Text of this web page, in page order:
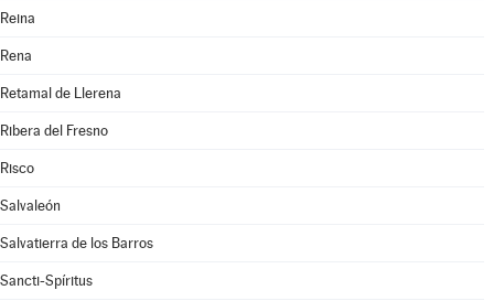
Reina
Rena
Retamal de Llerena
Ribera del Fresno
Risco
Salvaleón
Salvatierra de los Barros
Sancti-Spíritus